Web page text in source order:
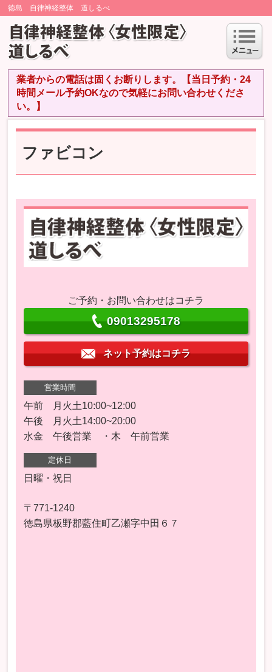
徳島 自律神経整体 道しるべ
業者からの電話は固くお断りします。【当日予約・24
時間メール予約OKなので気軽にお問い合わせくださ
い。】
ファビコン
ご予約・お問い合わせはコチラ
09013295178
ネット予約はコチラ
営業時間
午前 月火土10:00~12:00
午後 月火土14:00~20:00
水金 午後営業 ・木 午前営業
定休日
日曜・祝日
〒771-1240
徳島県板野郡藍住町乙瀬字中田６７